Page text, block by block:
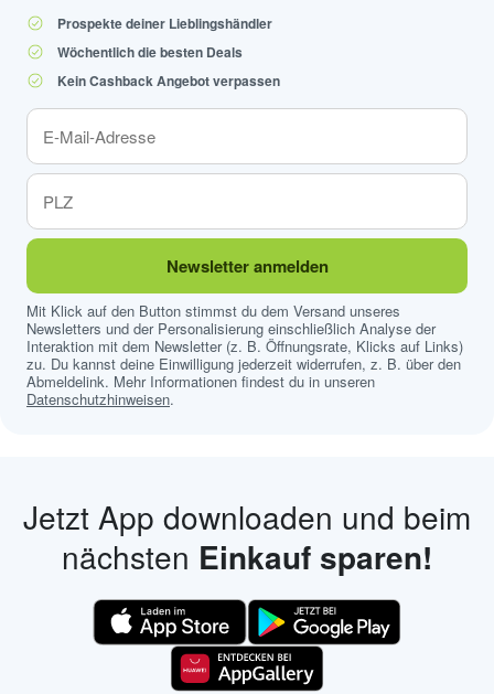
Prospekte deiner Lieblingshändler
Wöchentlich die besten Deals
Kein Cashback Angebot verpassen
Newsletter anmelden
Mit Klick auf den Button stimmst du dem Versand unseres
Newsletters und der Personalisierung einschließlich Analyse der
Interaktion mit dem Newsletter (z. B. Öffnungsrate, Klicks auf Links)
zu. Du kannst deine Einwilligung jederzeit widerrufen, z. B. über den
Abmeldelink. Mehr Informationen findest du in unseren
Datenschutzhinweisen.
Jetzt App downloaden und beim
nächsten Einkauf sparen!